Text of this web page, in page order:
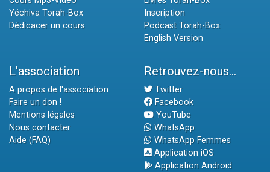
Yéchiva Torah-Box
Dédicacer un cours
Inscription
Podcast Torah-Box
English Version
L'association
A propos de l'association
Faire un don !
Mentions légales
Nous contacter
Aide (FAQ)
Retrouvez-nous...
Twitter
Facebook
YouTube
WhatsApp
WhatsApp Femmes
Application iOS
Application Android